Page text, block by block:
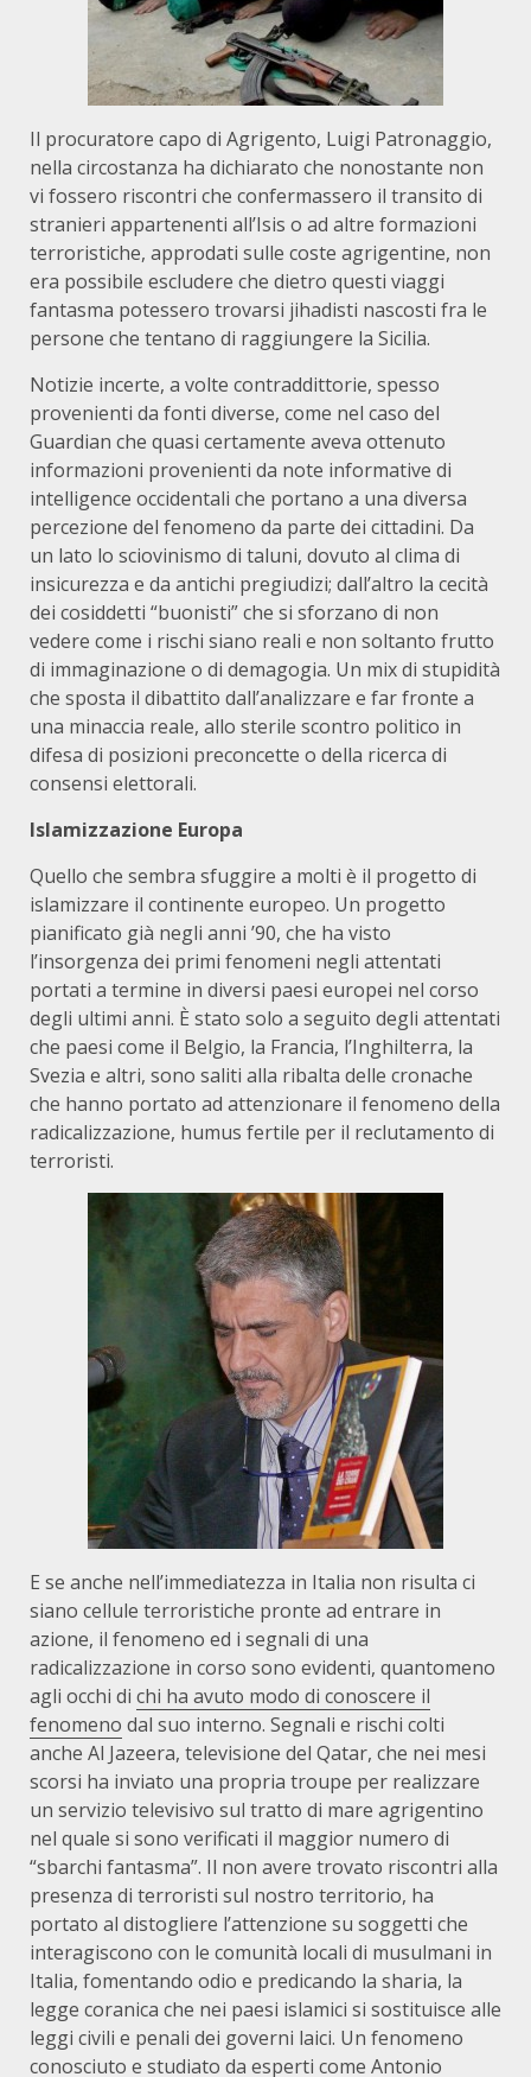
Il procuratore capo di Agrigento, Luigi Patronaggio,
nella circostanza ha dichiarato che nonostante non
vi fossero riscontri che confermassero il transito di
stranieri appartenenti all’Isis o ad altre formazioni
terroristiche, approdati sulle coste agrigentine, non
era possibile escludere che dietro questi viaggi
fantasma potessero trovarsi jihadisti nascosti fra le
persone che tentano di raggiungere la Sicilia.
Notizie incerte, a volte contraddittorie, spesso
provenienti da fonti diverse, come nel caso del
Guardian che quasi certamente aveva ottenuto
informazioni provenienti da note informative di
intelligence occidentali che portano a una diversa
percezione del fenomeno da parte dei cittadini. Da
un lato lo sciovinismo di taluni, dovuto al clima di
insicurezza e da antichi pregiudizi; dall’altro la cecità
dei cosiddetti “buonisti” che si sforzano di non
vedere come i rischi siano reali e non soltanto frutto
di immaginazione o di demagogia. Un mix di stupidità
che sposta il dibattito dall’analizzare e far fronte a
una minaccia reale, allo sterile scontro politico in
difesa di posizioni preconcette o della ricerca di
consensi elettorali.
Islamizzazione Europa
Quello che sembra sfuggire a molti è il progetto di
islamizzare il continente europeo. Un progetto
pianificato già negli anni ’90, che ha visto
l’insorgenza dei primi fenomeni negli attentati
portati a termine in diversi paesi europei nel corso
degli ultimi anni. È stato solo a seguito degli attentati
che paesi come il Belgio, la Francia, l’Inghilterra, la
Svezia e altri, sono saliti alla ribalta delle cronache
che hanno portato ad attenzionare il fenomeno della
radicalizzazione, humus fertile per il reclutamento di
terroristi.
E se anche nell’immediatezza in Italia non risulta ci
siano cellule terroristiche pronte ad entrare in
azione, il fenomeno ed i segnali di una
radicalizzazione in corso sono evidenti, quantomeno
agli occhi di chi ha avuto modo di conoscere il
fenomeno dal suo interno. Segnali e rischi colti
anche Al Jazeera, televisione del Qatar, che nei mesi
scorsi ha inviato una propria troupe per realizzare
un servizio televisivo sul tratto di mare agrigentino
nel quale si sono verificati il maggior numero di
“sbarchi fantasma”. Il non avere trovato riscontri alla
presenza di terroristi sul nostro territorio, ha
portato al distogliere l’attenzione su soggetti che
interagiscono con le comunità locali di musulmani in
Italia, fomentando odio e predicando la sharia, la
legge coranica che nei paesi islamici si sostituisce alle
leggi civili e penali dei governi laici. Un fenomeno
conosciuto e studiato da esperti come Antonio